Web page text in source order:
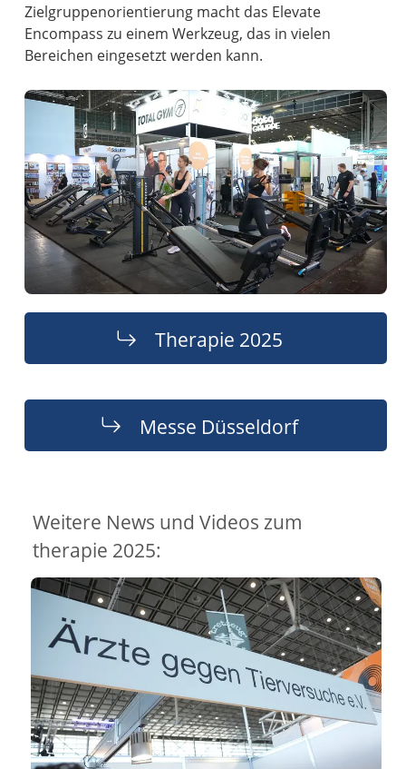
Zielgruppenorientierung macht das Elevate
Encompass zu einem Werkzeug, das in vielen
Bereichen eingesetzt werden kann.
Therapie 2025
Messe Düsseldorf
Weitere News und Videos zum
therapie 2025: